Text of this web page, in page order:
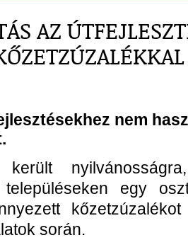
AZ
nem
településeken egy
során.